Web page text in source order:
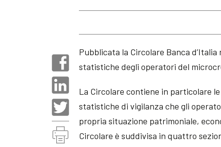
Pubblicata la Circolare Banca
statistiche degli operatori del
La Circolare contiene in particolare
statistiche di vigilanza che gli
propria situazione patrimoniale,
Circolare è suddivisa in quattro